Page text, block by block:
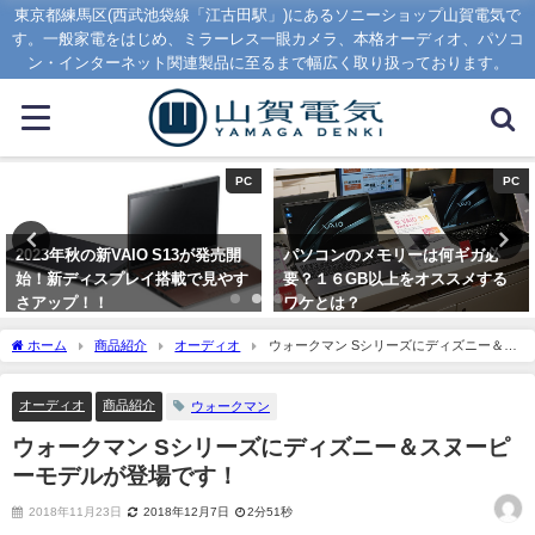
東京都練馬区(西武池袋線「江古田駅」)にあるソニーショップ山賀電気で
す。一般家電をはじめ、ミラーレス一眼カメラ、本格オーディオ、パソコ
ン・インターネット関連製品に至るまで幅広く取り扱っております。
PC
2023年秋の新VAIO S13が発売開
始！新ディスプレイ搭載で見やす
さアップ！！
PC
パソコンのメモリーは何ギガ必
要？１６GB以上をオススメする
ワケとは？
ホーム 商品紹介 オーディオ
ウォークマン Sシリーズにディズニー＆ス
ヌーピーモデルが登場です！
オーディオ 商品紹介 ウォークマン
ウォークマン Sシリーズにディズニー＆スヌーピ
ーモデルが登場です！
2018年11月23日 2018年12月7日 2分51秒